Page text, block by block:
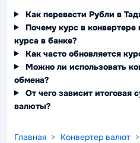
Как перевести Рубли в
Почему курс в конвертере
курса в банке?
Как часто обновляется
Можно ли использовать
обмена?
От чего зависит итоговая
валюты?
Главная > Конвертер валют